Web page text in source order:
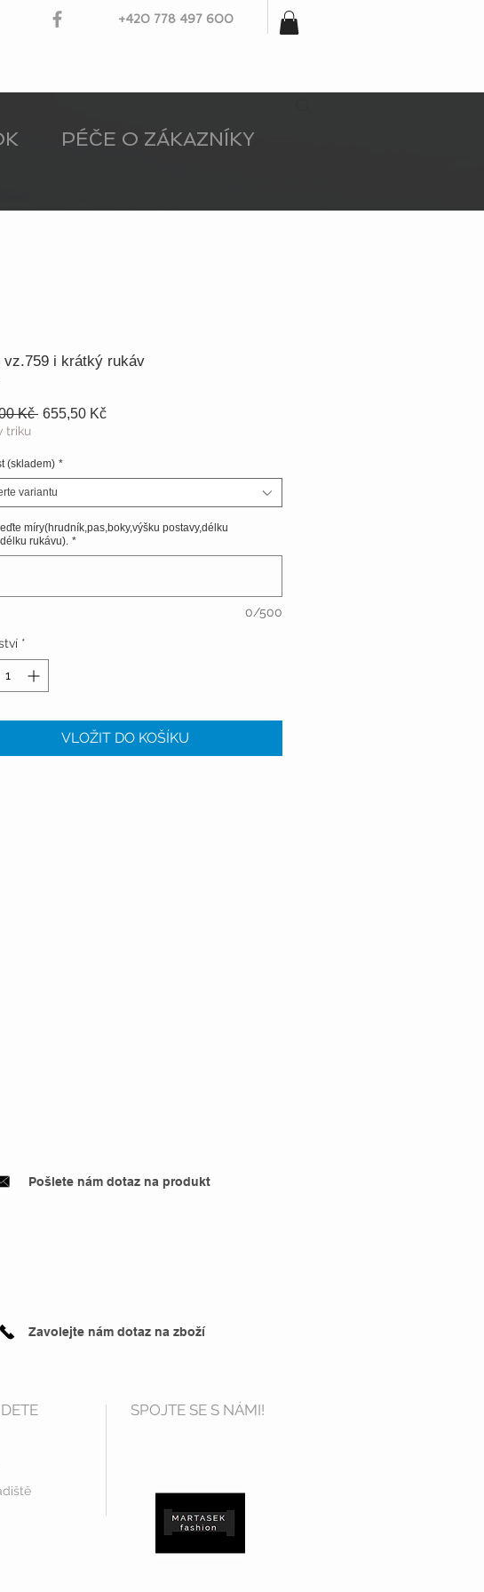
+420 778 497 600
PÉČE O ZÁKAZNÍKY
vz.759 i krátký rukáv
Kč Běžná
655,50 KčZvýhodněná
triku
(skladem) *
variantu
míry(hrudník,pas,boky,výšku postavy,délku
rukávu). *
0/500
*
VLOŽIT DO KOŠÍKU
Pošlete nám dotaz na produkt
Zavolejte nám dotaz na zboží
SPOJTE SE S NÁMI!